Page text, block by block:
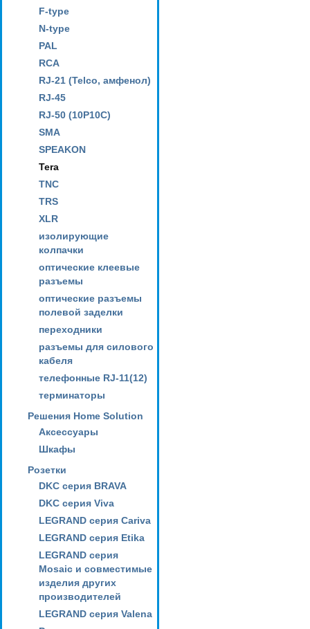
F-type
N-type
PAL
RCA
RJ-21 (Telco, амфенол)
RJ-45
RJ-50 (10P10C)
SMA
SPEAKON
Tera
TNC
TRS
XLR
изолирующие
колпачки
оптические клеевые
разъемы
оптические разъемы
полевой заделки
переходники
разъемы для силового
кабеля
телефонные RJ-11(12)
терминаторы
Решения Home Solution
Аксессуары
Шкафы
Розетки
DKC серия BRAVA
DKC серия Viva
LEGRAND серия Cariva
LEGRAND серия Etika
LEGRAND серия
Mosaic и совместимые
изделия других
производителей
LEGRAND серия Valena